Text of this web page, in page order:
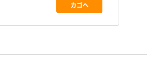
カゴへ